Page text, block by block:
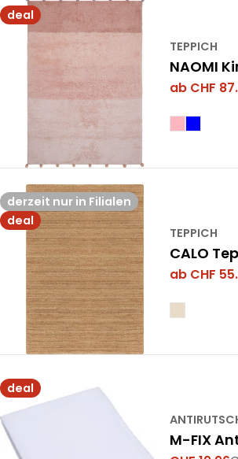
deal
TEPPICH
NAOMI
ab CHF
Regulärer
derzeit nur in Filialen
deal
TEPPICH
CALO
ab CHF
Regulärer
deal
M-FIX